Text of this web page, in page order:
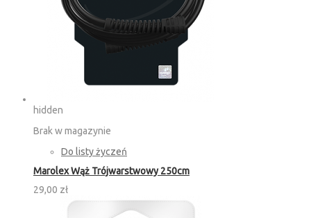
hidden
Brak w magazynie
Do listy życzeń
Marolex Wąż Trójwarstwowy 250cm
29,00 zł